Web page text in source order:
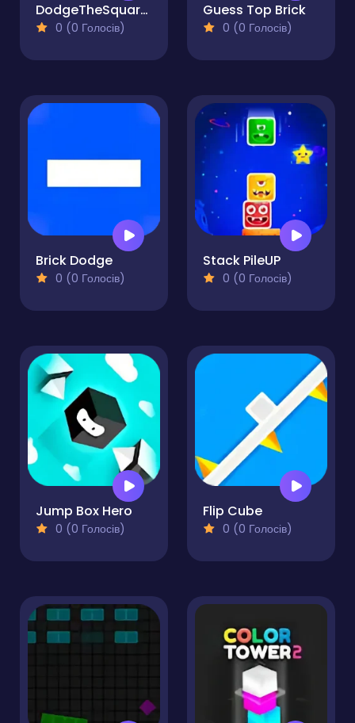
DodgeTheSquares
0 (0 Голосів)
Guess Top Brick
0 (0 Голосів)
Brick Dodge
0 (0 Голосів)
Stack PileUP
0 (0 Голосів)
Jump Box Hero
0 (0 Голосів)
Flip Cube
0 (0 Голосів)